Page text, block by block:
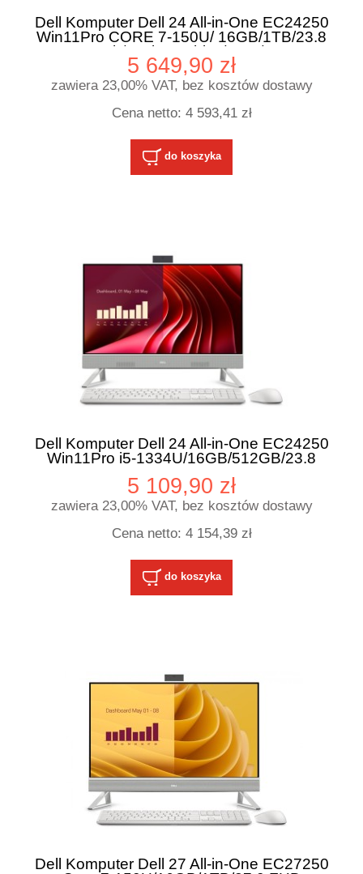
Dell Komputer Dell 24 All-in-One EC24250
Win11Pro CORE 7-150U/ 16GB/1TB/23.8
FHD Touch/Intel Graphics/Cam/WLAN +
BT/3Y ProSupport
5 649,90 zł
zawiera 23,00% VAT, bez kosztów dostawy
Cena netto: 4 593,41 zł
do koszyka
Dell Komputer Dell 24 All-in-One EC24250
Win11Pro i5-1334U/16GB/512GB/23.8
Graphics/Cam/WLAN+BT/3Y AN + BT/3Y
ProSupport
5 109,90 zł
zawiera 23,00% VAT, bez kosztów dostawy
Cena netto: 4 154,39 zł
do koszyka
Dell Komputer Dell 27 All-in-One EC27250